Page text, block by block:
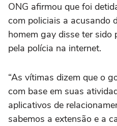
ONG afirmou que foi
com policiais a acusando
homem gay disse ter sido
pela polícia na internet.
“As vítimas dizem que o
com base em suas
aplicativos de
sabemos a extensão e a